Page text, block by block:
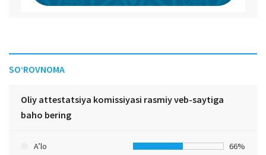
SO‘ROVNOMA
Oliy attestatsiya komissiyasi rasmiy veb-saytiga
baho bering
A’lo 66%